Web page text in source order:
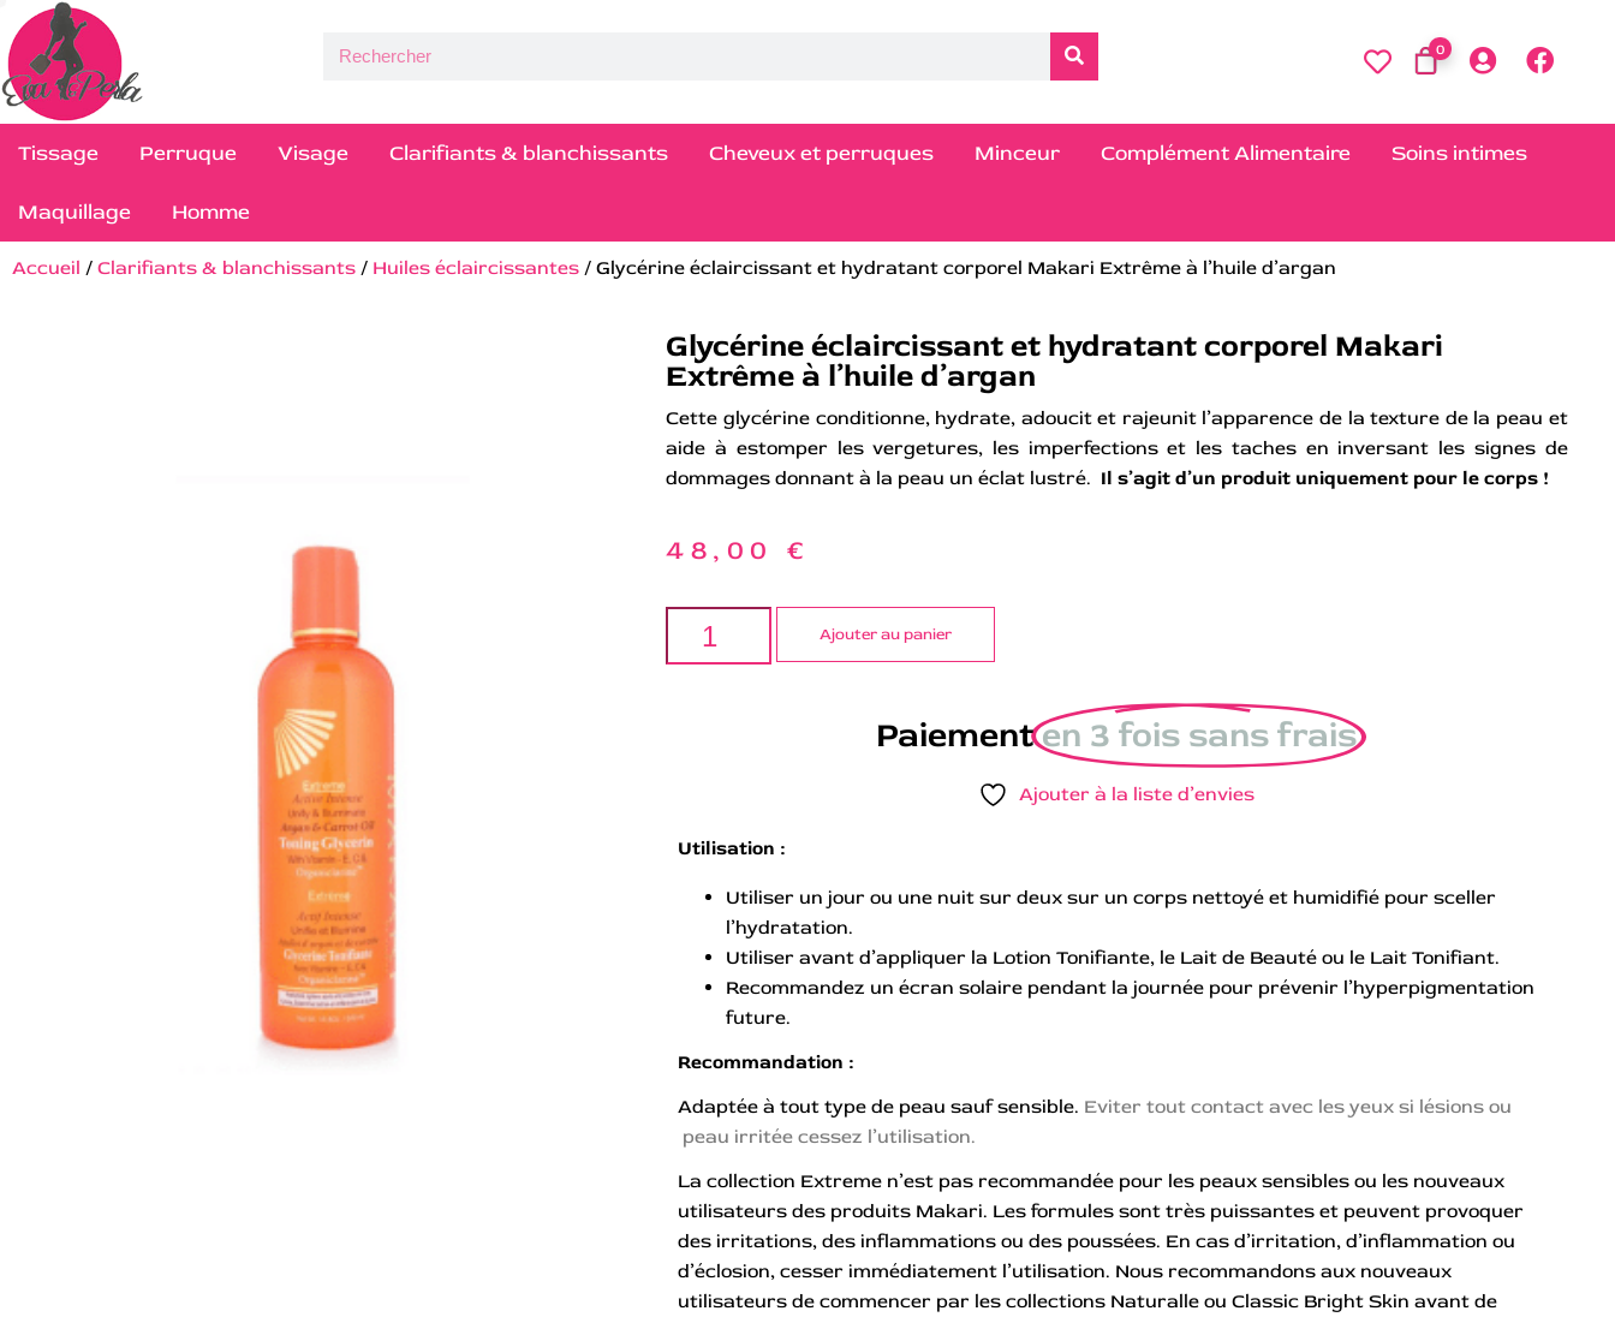
0
Tissage Perruque Visage Clarifiants & blanchissants Cheveux et perruques Minceur Complément Alimentaire Soins intimes
Maquillage Homme
Accueil / Clarifiants & blanchissants / Huiles éclaircissantes / Glycérine éclaircissant et hydratant corporel Makari Extrême à l’huile d’argan
Glycérine éclaircissant et hydratant corporel Makari
Extrême à l’huile d’argan
Cette glycérine conditionne, hydrate, adoucit et rajeunit l’apparence de la texture de la peau et
aide à estomper les vergetures, les imperfections et les taches en inversant les signes de
dommages donnant à la peau un éclat lustré. Il s’agit d’un produit uniquement pour le corps !
48,00 €
Ajouter au panier
Paiementen 3 fois sans frais
Ajouter à la liste d’envies
Utilisation :
Utiliser un jour ou une nuit sur deux sur un corps nettoyé et humidifié pour sceller
l’hydratation.
Utiliser avant d’appliquer la Lotion Tonifiante, le Lait de Beauté ou le Lait Tonifiant.
Recommandez un écran solaire pendant la journée pour prévenir l’hyperpigmentation
future.
Recommandation :
Adaptée à tout type de peau sauf sensible. Eviter tout contact avec les yeux si lésions ou
peau irritée cessez l’utilisation.
La collection Extreme n’est pas recommandée pour les peaux sensibles ou les nouveaux
utilisateurs des produits Makari. Les formules sont très puissantes et peuvent provoquer
des irritations, des inflammations ou des poussées. En cas d’irritation, d’inflammation ou
d’éclosion, cesser immédiatement l’utilisation. Nous recommandons aux nouveaux
utilisateurs de commencer par les collections Naturalle ou Classic Bright Skin avant de